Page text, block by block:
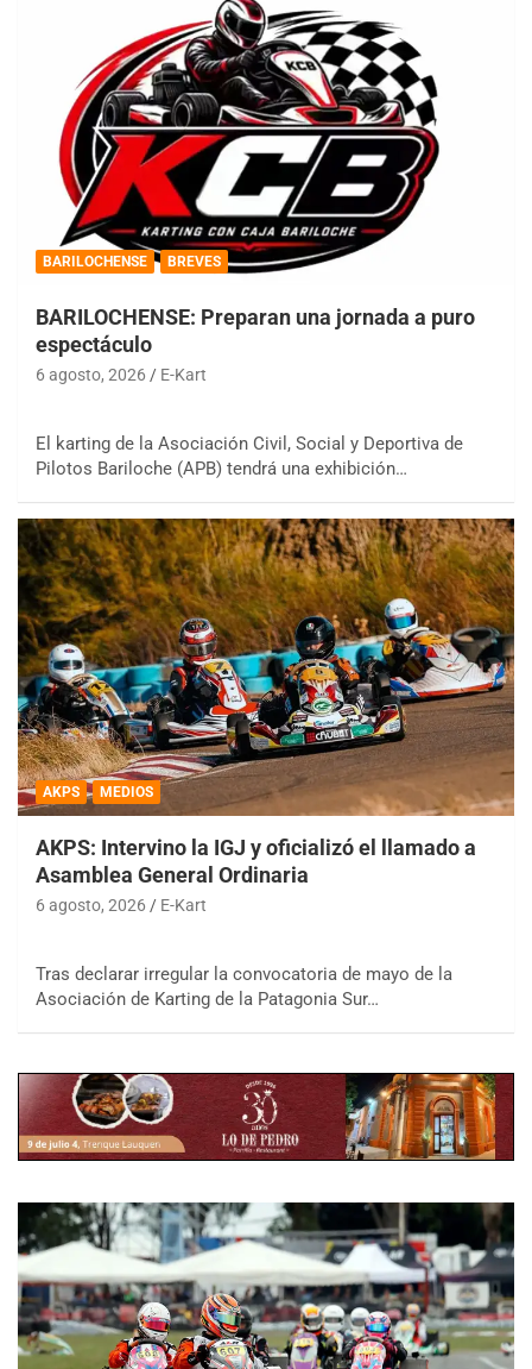
BARILOCHENSE BREVES
BARILOCHENSE: Preparan una jornada a puro
espectáculo
6 agosto, 2026 E-Kart
El karting de la Asociación Civil, Social y Deportiva de
Pilotos Bariloche (APB) tendrá una exhibición…
AKPS MEDIOS
AKPS: Intervino la IGJ y oficializó el llamado a
Asamblea General Ordinaria
6 agosto, 2026 E-Kart
Tras declarar irregular la convocatoria de mayo de la
Asociación de Karting de la Patagonia Sur…